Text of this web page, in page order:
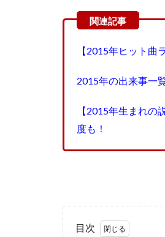
【2015年ヒット曲
2015年の出来事一
【2015年生まれ
度も！
目次